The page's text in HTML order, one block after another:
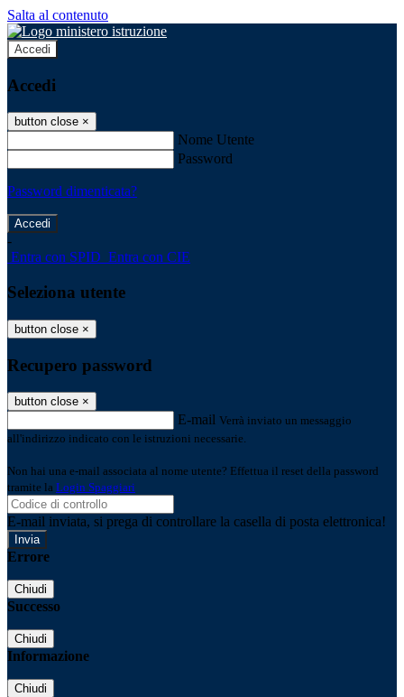
Salta al contenuto
Accedi
Accedi
button close ×
Nome Utente
Password
Password dimenticata?
-
Entra con SPID Entra con CIE
Seleziona utente
button close ×
Recupero password
button close ×
E-mail Verrà inviato un messaggio
all'indirizzo indicato con le istruzioni necessarie.
Non hai una e-mail associata al nome utente? Effettua il reset della password
tramite la Login Spaggiari
E-mail inviata, si prega di controllare la casella di posta elettronica!
Errore
Chiudi
Successo
Chiudi
Informazione
Chiudi